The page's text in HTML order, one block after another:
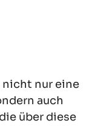
nicht nur eine
auch
über diese